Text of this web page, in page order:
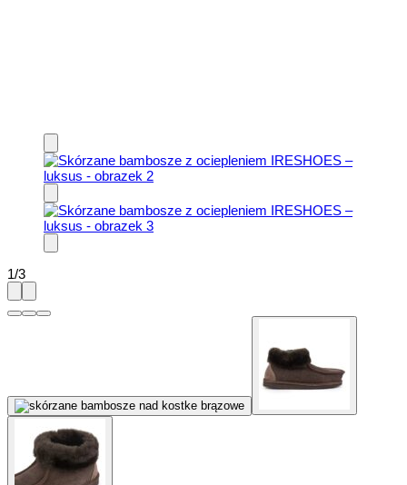
1/3